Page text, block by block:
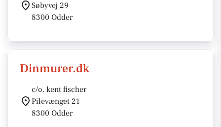
Søbyvej 29
8300 Odder
Dinmurer.dk
c/o. kent fischer
Pilevænget 21
8300 Odder